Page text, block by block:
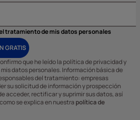
tratamiento de mis datos personales
GRATIS
que he leído la política de privacidad y
datos personales. Información básica de
del tratamiento: empresas
su solicitud de información y prospección
acceder, rectificar y suprimir sus datos, así
se explica en nuestra política de